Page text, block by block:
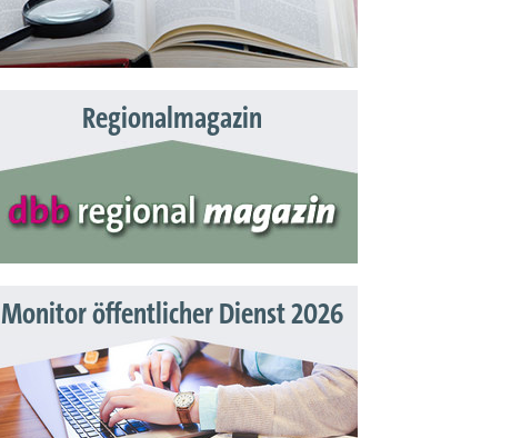
Regionalmagazin
Monitor öffentlicher Dienst 2026